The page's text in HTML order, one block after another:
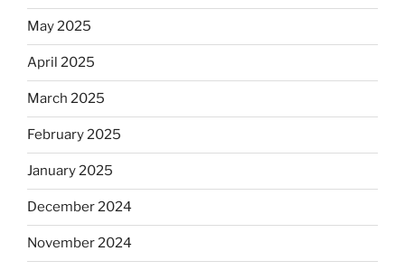
May 2025
April 2025
March 2025
February 2025
January 2025
December 2024
November 2024